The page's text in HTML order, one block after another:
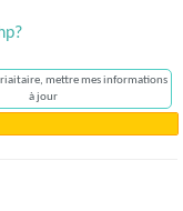
mettre mes informations
à jour